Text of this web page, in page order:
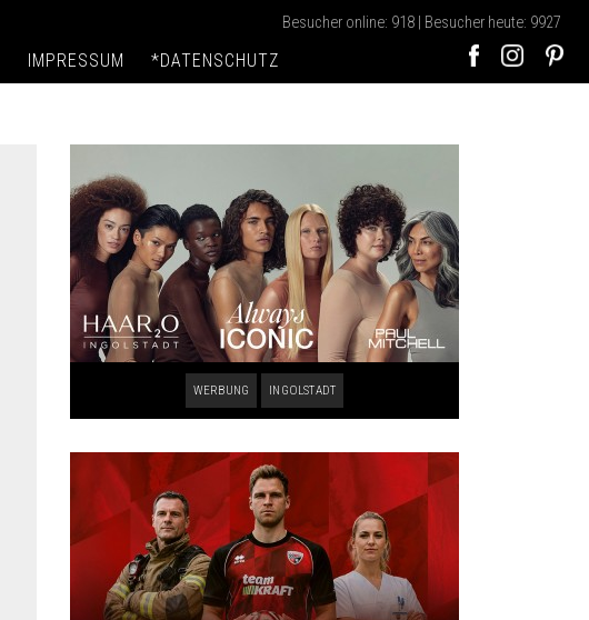
Besucher online: 918 | Besucher heute: 9927
IMPRESSUM *DATENSCHUTZ
WERBUNG INGOLSTADT